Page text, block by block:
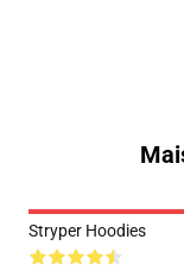
Stryper Hoodies